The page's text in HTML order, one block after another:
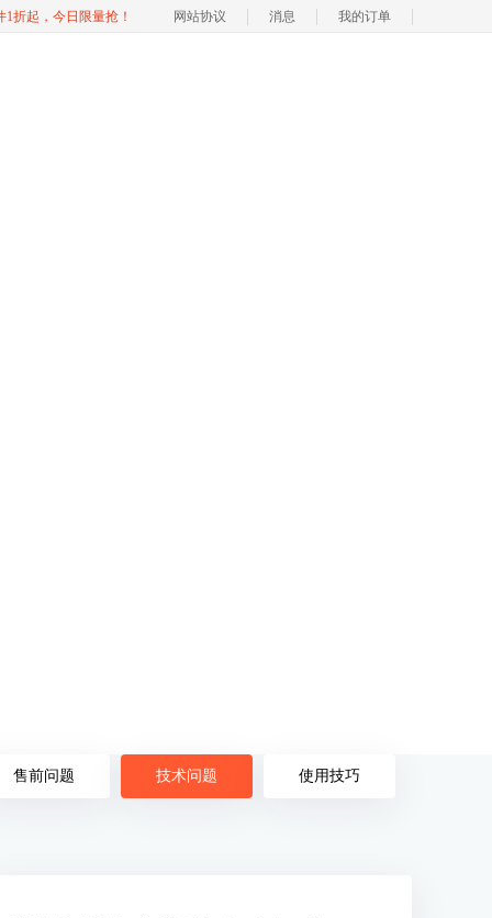
1折起，今日限量抢！ 网站协议 消息 我的订单
售前问题 技术问题 使用技巧